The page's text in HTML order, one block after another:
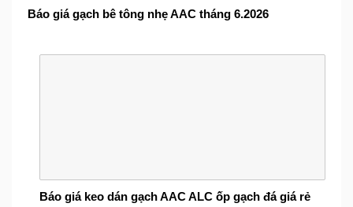
Báo giá gạch bê tông nhẹ AAC tháng 6.2026
Báo giá keo dán gạch AAC ALC ốp gạch đá giá rẻ